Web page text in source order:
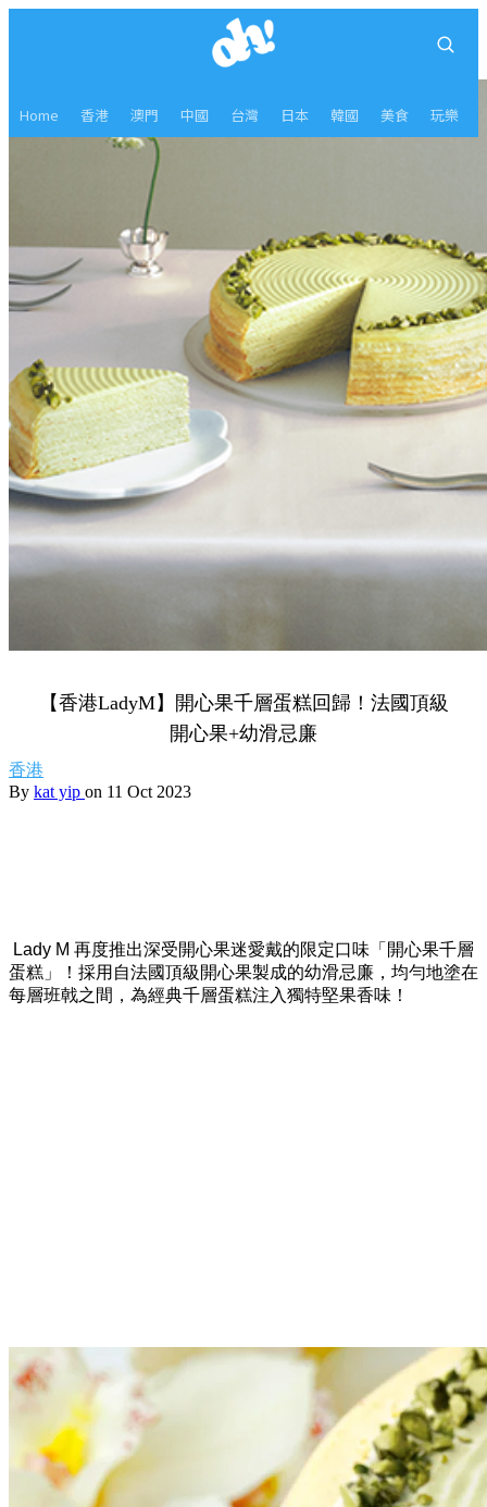
Home 香港 澳門 中國 台灣 日本 韓國 美食 玩樂
【香港LadyM】開心果千層蛋糕回歸！法國頂級
開心果+幼滑忌廉
香港
By kat yip on 11 Oct 2023
Lady M 再度推出深受開心果迷愛戴的限定口味「開心果千層
蛋糕」！採用自法國頂級開心果製成的幼滑忌廉，均勻地塗在
每層班戟之間，為經典千層蛋糕注入獨特堅果香味！